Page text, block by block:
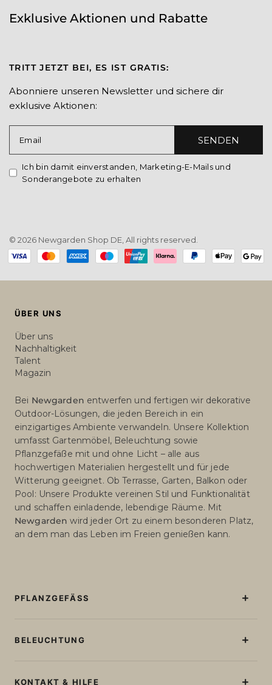
Exklusive Aktionen und Rabatte
TRITT JETZT BEI, ES IST GRATIS:
Abonniere unseren Newsletter und sichere dir
exklusive Aktionen:
Email SENDEN
Ich bin damit einverstanden, Marketing-E-Mails und
Sonderangebote zu erhalten
© 2026 Newgarden Shop DE, All rights reserved.
Payment
methods
ÜBER UNS
Über uns
Nachhaltigkeit
Talent
Magazin
Bei Newgarden entwerfen und fertigen wir dekorative
Outdoor-Lösungen, die jeden Bereich in ein
einzigartiges Ambiente verwandeln. Unsere Kollektion
umfasst Gartenmöbel, Beleuchtung sowie
Pflanzgefäße mit und ohne Licht – alle aus
hochwertigen Materialien hergestellt und für jede
Witterung geeignet. Ob Terrasse, Garten, Balkon oder
Pool: Unsere Produkte vereinen Stil und Funktionalität
und schaffen einladende, lebendige Räume. Mit
Newgarden wird jeder Ort zu einem besonderen Platz,
an dem man das Leben im Freien genießen kann.
PFLANZGEFÄSS
Blumentöpfe Ohne Licht
BELEUCHTUNG
Tischlampen
KONTAKT & HILFE